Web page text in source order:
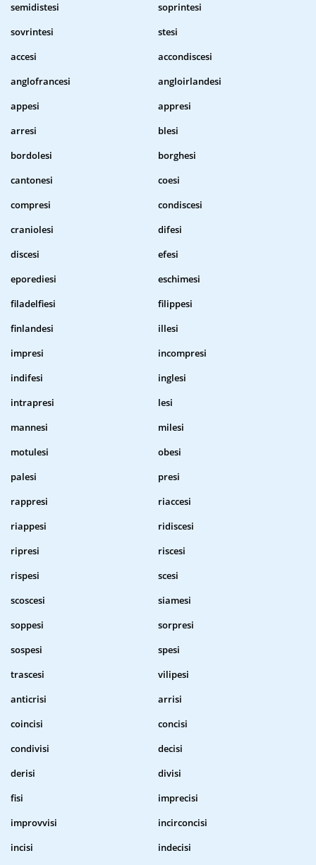
semidistesi
soprintesi
sovrintesi
stesi
accesi
accondiscesi
anglofrancesi
angloirlandesi
appesi
appresi
arresi
blesi
bordolesi
borghesi
cantonesi
coesi
compresi
condiscesi
craniolesi
difesi
discesi
efesi
eporediesi
eschimesi
filadelfiesi
filippesi
finlandesi
illesi
impresi
incompresi
indifesi
inglesi
intrapresi
lesi
mannesi
milesi
motulesi
obesi
palesi
presi
rappresi
riaccesi
riappesi
ridiscesi
ripresi
riscesi
rispesi
scesi
scoscesi
siamesi
soppesi
sorpresi
sospesi
spesi
trascesi
vilipesi
anticrisi
arrisi
coincisi
concisi
condivisi
decisi
derisi
divisi
fisi
imprecisi
improvvisi
incirconcisi
incisi
indecisi